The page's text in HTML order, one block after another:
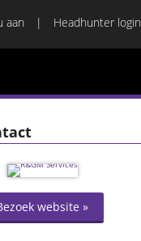
aan Headhunter login
website »